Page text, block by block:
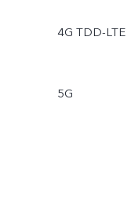
4G TDD-LTE
5G